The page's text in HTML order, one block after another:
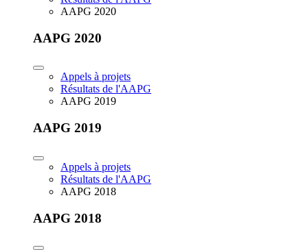
AAPG 2020
AAPG 2020
Appels à projets
Résultats de l'AAPG
AAPG 2019
AAPG 2019
Appels à projets
Résultats de l'AAPG
AAPG 2018
AAPG 2018